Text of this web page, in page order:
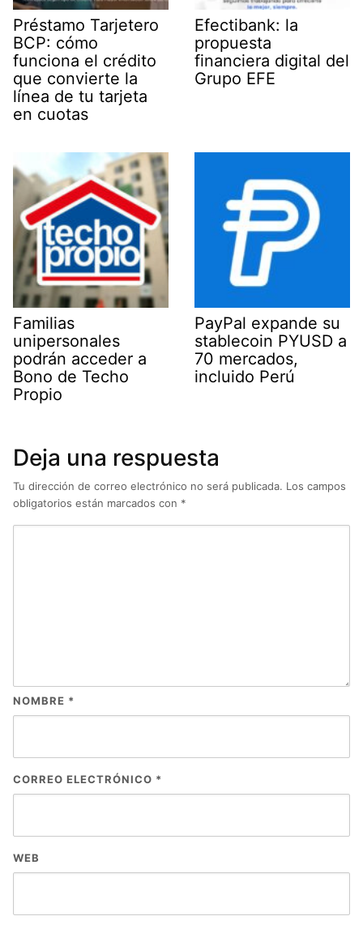
Préstamo Tarjetero
BCP: cómo
funciona el crédito
que convierte la
línea de tu tarjeta
en cuotas
Efectibank: la
propuesta
financiera digital del
Grupo EFE
Familias
unipersonales
podrán acceder a
Bono de Techo
Propio
PayPal expande su
stablecoin PYUSD a
70 mercados,
incluido Perú
Deja una respuesta
Tu dirección de correo electrónico no será publicada. Los campos
obligatorios están marcados con *
NOMBRE *
CORREO ELECTRÓNICO *
WEB